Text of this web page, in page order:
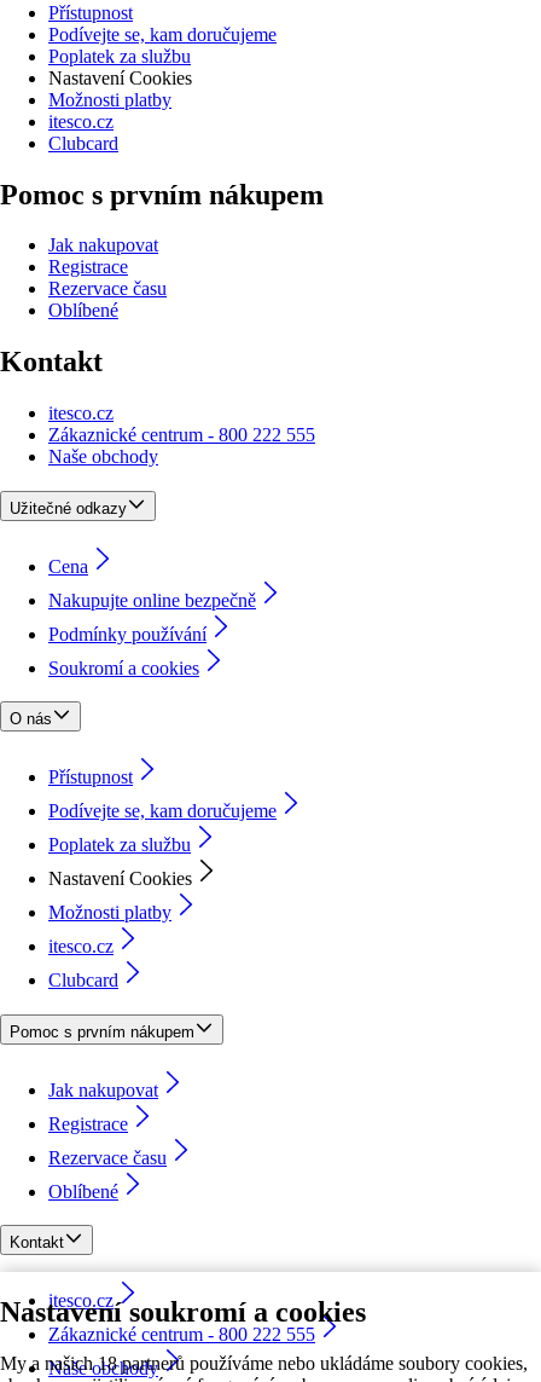
Nastavení soukromí a cookies
My a našich 18 partnerů používáme nebo ukládáme soubory cookies,
Přístupnost
Podívejte se, kam doručujeme
Poplatek za službu
Nastavení Cookies
Možnosti platby
itesco.cz
Clubcard
Pomoc s prvním nákupem
Jak nakupovat
Registrace
Rezervace času
Oblíbené
Kontakt
itesco.cz
Zákaznické centrum - 800 222 555
Naše obchody
Užitečné odkazy
Cena
Nakupujte online bezpečně
Podmínky používání
Soukromí a cookies
O nás
Přístupnost
Podívejte se, kam doručujeme
Poplatek za službu
Nastavení Cookies
Možnosti platby
itesco.cz
Clubcard
Pomoc s prvním nákupem
Jak nakupovat
Registrace
Rezervace času
Oblíbené
Kontakt
itesco.cz
Zákaznické centrum - 800 222 555
Naše obchody